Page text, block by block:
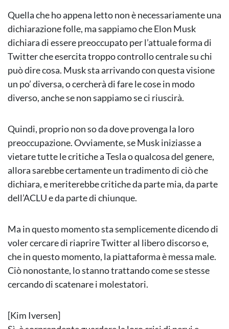
Quella che ho appena letto non è necessariamente una
dichiarazione folle, ma sappiamo che Elon Musk
dichiara di essere preoccupato per l’attuale forma di
Twitter che esercita troppo controllo centrale su chi
può dire cosa. Musk sta arrivando con questa visione
un po’ diversa, o cercherà di fare le cose in modo
diverso, anche se non sappiamo se ci riuscirà.
Quindi, proprio non so da dove provenga la loro
preoccupazione. Ovviamente, se Musk iniziasse a
vietare tutte le critiche a Tesla o qualcosa del genere,
allora sarebbe certamente un tradimento di ciò che
dichiara, e meriterebbe critiche da parte mia, da parte
dell’ACLU e da parte di chiunque.
Ma in questo momento sta semplicemente dicendo di
voler cercare di riaprire Twitter al libero discorso e,
che in questo momento, la piattaforma è messa male.
Ciò nonostante, lo stanno trattando come se stesse
cercando di scatenare i molestatori.
[Kim Iversen]